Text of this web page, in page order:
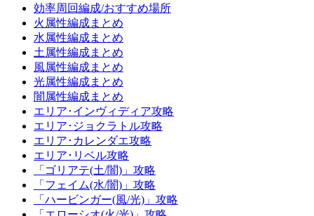
効率周回編成/おすすめ場所
火属性編成まとめ
水属性編成まとめ
土属性編成まとめ
風属性編成まとめ
光属性編成まとめ
闇属性編成まとめ
エリア･インヴィディア攻略
エリア･ジョクラトル攻略
エリア･カレンダエ攻略
エリア･リベル攻略
「ゴリアテ(土/闇)」攻略
「フェイム(水/闇)」攻略
「ハービンガー(風/光)」攻略